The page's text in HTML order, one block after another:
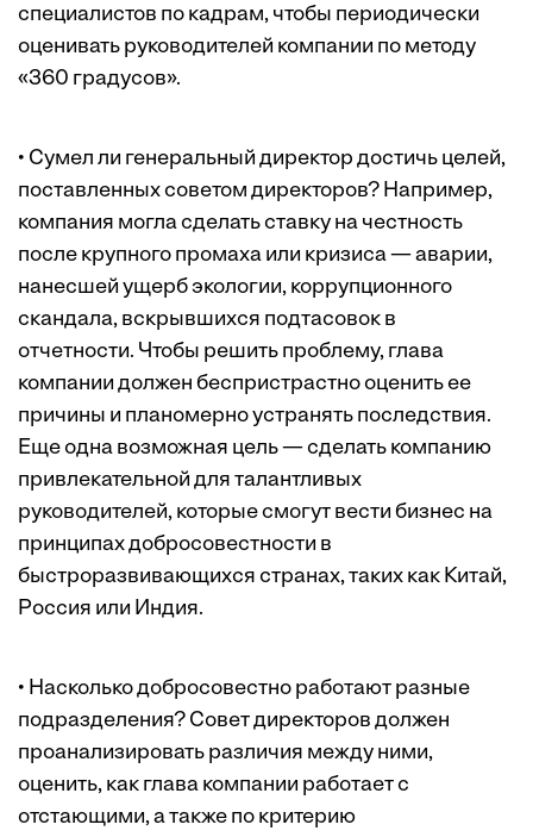
специалистов по кадрам, чтобы периодически
оценивать руководителей компании по методу
«360 градусов».
• Сумел ли генеральный директор достичь целей,
поставленных советом директоров? Например,
компания могла сделать ставку на честность
после крупного промаха или кризиса — аварии,
нанесшей ущерб экологии, коррупционного
скандала, вскрывшихся подтасовок в
отчетности. Чтобы решить проблему, глава
компании должен беспристрастно оценить ее
причины и планомерно устранять последствия.
Еще одна возможная цель — сделать компанию
привлекательной для талант­ливых
руководителей, которые смогут вести бизнес на
принципах ­добросовестности в
быстроразвивающихся странах, таких как Китай,
Россия или Индия.
• Насколько добросовестно работают разные
подразделения? Совет директоров должен
проанализировать различия между ними,
оценить, как глава компании работает с
отстающими, а также по критерию